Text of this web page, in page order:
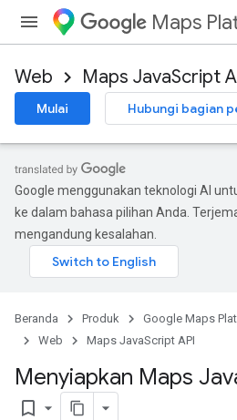
Maps
Web Maps JavaScript
Mulai Hubungi bagian
Google menggunakan teknologi AI
ke dalam bahasa pilihan Anda.
mengandung kesalahan.
Beranda Produk Google Maps
Web
Maps JavaScript API
Menyiapkan Maps
bookmark_border